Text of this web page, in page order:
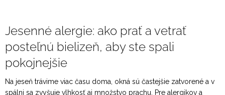
Jesenné alergie: ako prať a vetrať
posteľnú bielizeň, aby ste spali
pokojnejšie
Na jeseň trávime viac času doma, okná sú častejšie zatvorené a v
spálni sa zvyšuje vlhkosť aj množstvo prachu. Pre alergikov a